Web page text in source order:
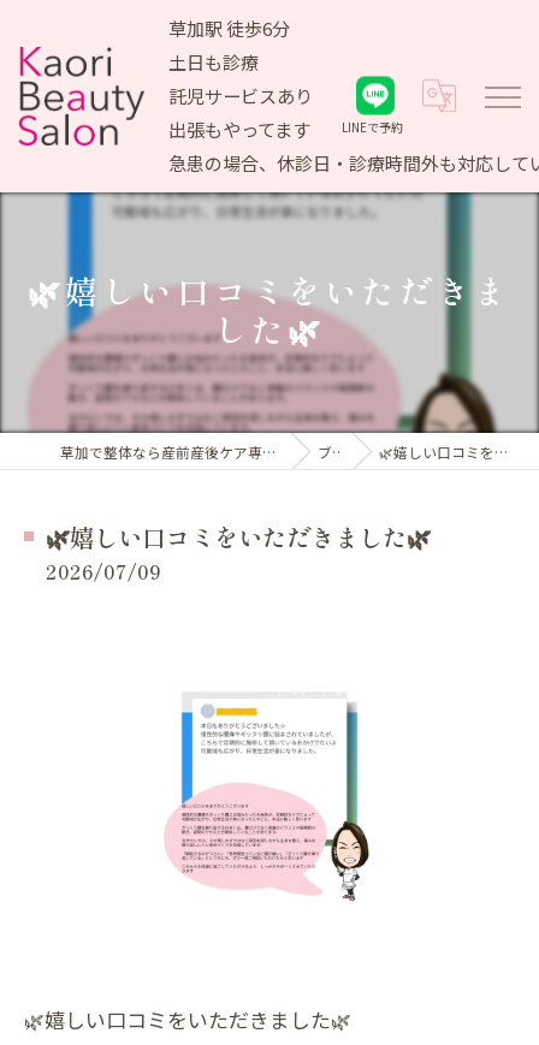
草加駅 徒歩6分
土日も診療
託児サービスあり
出張もやってます
急患の場合、休診日・診療時間外も対応して
LINEで予約
🌿嬉しい口コミをいただきま
した🌿
草加で整体なら産前産後ケア専門 かおりビューティサロン ブログ 🌿嬉しい口コミをいただきました🌿
🌿嬉しい口コミをいただきました🌿
2026/07/09
🌿嬉しい口コミをいただきました🌿